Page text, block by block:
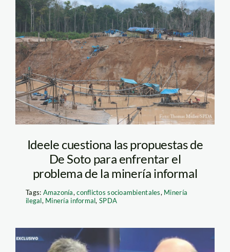
minería_thomas
Ideele cuestiona las propuestas de
De Soto para enfrentar el
problema de la minería informal
Tags: Amazonía,conflictos socioambientales, Minería
ilegal, Minería informal,SPDA